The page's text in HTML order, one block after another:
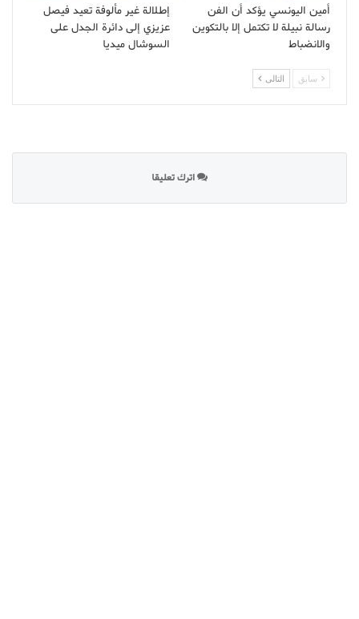
أمين اليونسي يؤكد أن الفن
رسالة نبيلة لا تكتمل إلا بالتكوين
والانضباط
إطلالة غير مألوفة تعيد فيصل
عزيزي إلى دائرة الجدل على
السوشال ميديا
سابق التالى
اترك تعليقا